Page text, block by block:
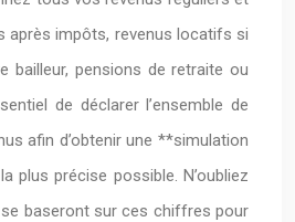
après impôts, revenus locatifs si
bailleur, pensions de retraite ou
de déclarer l’ensemble de
afin d’obtenir une **simulation
plus précise possible. N’oubliez
baseront sur ces chiffres pour